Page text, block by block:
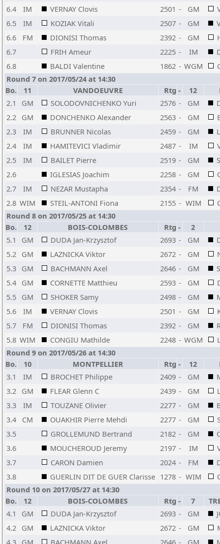
6.4
IM VERNAY Clovis 2501 - GM
6.5
IM KOZIAK Vitali 2507 - GM
6.6
FM DIONISI Thomas 2392 - GM
6.7
FRIH Ameur 2225 - IM
6.8
BALDI Valentine 1862 - WGM
Round 7 on 2017/05/24 at 14:30
Bo.
11 VANDOEUVRE Rtg - 12
2.1
GM SOLODOVNICHENKO Yuri 2576 - GM
2.2 GM DONCHENKO Alexander 2563 - GM
2.3
IM BRUNNER Nicolas 2459 - GM
2.4
IM HAMITEVICI Vladimir 2487 - IM
2.5
IM BAILET Pierre 2519 - GM
2.6
IGLESIAS Joachim 2258 - GM
2.7
IM NEZAR Mustapha 2354 - FM
2.8 WIM STEIL-ANTONI Fiona 2155 - WIM
Round 8 on 2017/05/25 at 14:30
Bo.
12 BOIS-COLOMBES Rtg -
2
5.1
GM DUDA Jan-Krzysztof 2693 - GM
5.2 GM LAZNICKA Viktor 2672 - GM
5.3 GM BACHMANN Axel 2646 - GM
5.4 GM CORNETTE Matthieu 2593 - GM
5.5 GM SHOKER Samy 2498 - GM
5.6
IM VERNAY Clovis 2501 - GM
5.7
FM DIONISI Thomas 2392 - GM
5.8 WIM CONGIU Mathilde 2248 - WGM
Round 9 on 2017/05/26 at 14:30
Bo.
10 MONTPELLIER Rtg - 12
3.1
IM BROCHET Philippe 2409 - GM
3.2 GM FLEAR Glenn C 2439 - GM
3.3
IM TOUZANE Olivier 2277 - GM
3.4
CM OUAKHIR Pierre Mehdi 2277 - GM
3.5
GROLLEMUND Bertrand 2182 - GM
3.6
MOUCHEROUD Jeremy 2197 - IM
3.7
CARON Damien 2024 - FM
3.8
GUERLIN DIT DE GUER Clarisse 1278 - WIM
Round 10 on 2017/05/27 at 14:30
Bo.
12 BOIS-COLOMBES Rtg - 7
4.1
GM DUDA Jan-Krzysztof 2693 - GM
4.2 GM LAZNICKA Viktor 2672 - GM
4.3 GM BACHMANN Axel 2646 - GM